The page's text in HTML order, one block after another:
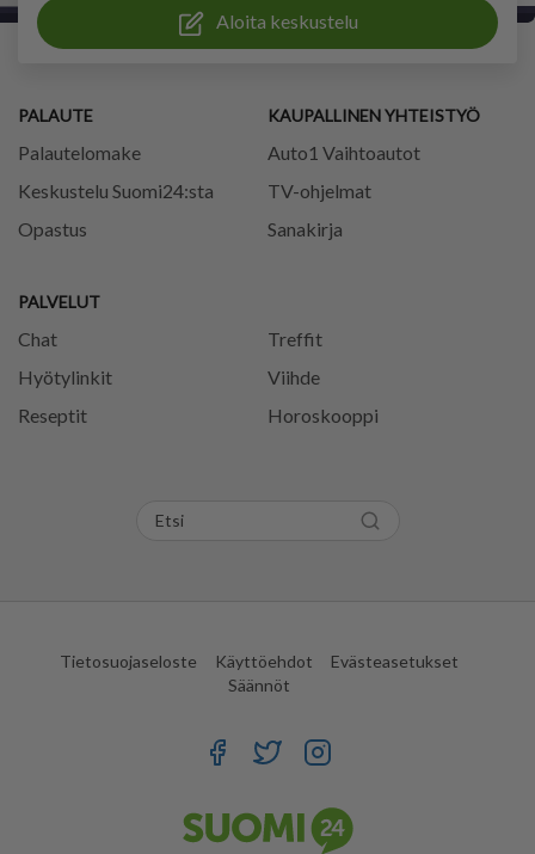
Aloita keskustelu
PALAUTE
Palautelomake
Keskustelu Suomi24:sta
Opastus
PALVELUT
Chat
Treffit
Hyötylinkit
Viihde
Reseptit
Horoskooppi
KAUPALLINEN YHTEISTYÖ
Auto1 Vaihtoautot
TV-ohjelmat
Sanakirja
Tietosuojaseloste Käyttöehdot
Evästeasetukset
Säännöt